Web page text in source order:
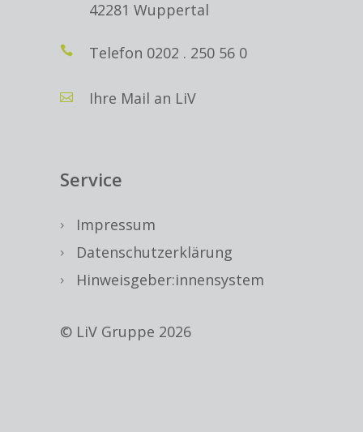
42281 Wuppertal
Telefon 0202 . 250 56 0
Ihre Mail an LiV
Service
Impressum
Datenschutzerklärung
Hinweisgeber:innensystem
© LiV Gruppe 2026